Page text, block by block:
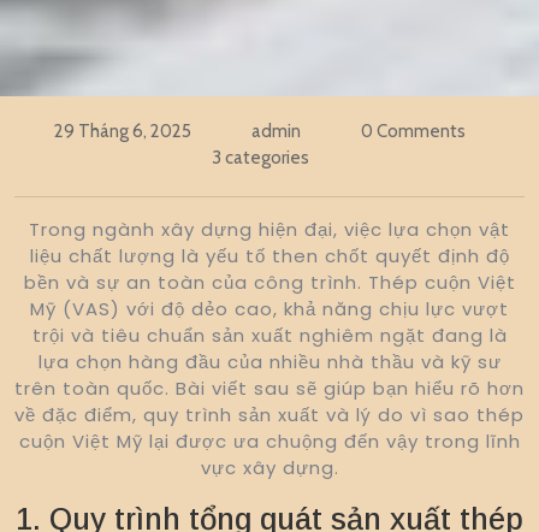
29 Tháng 6, 2025 admin
0 Comments
3 categories
Trong ngành xây dựng hiện đại, việc lựa chọn vật
liệu chất lượng là yếu tố then chốt quyết định độ
bền và sự an toàn của công trình. Thép cuộn Việt
Mỹ (VAS) với độ dẻo cao, khả năng chịu lực vượt
trội và tiêu chuẩn sản xuất nghiêm ngặt đang là
lựa chọn hàng đầu của nhiều nhà thầu và kỹ sư
trên toàn quốc. Bài viết sau sẽ giúp bạn hiểu rõ hơn
về đặc điểm, quy trình sản xuất và lý do vì sao thép
cuộn Việt Mỹ lại được ưa chuộng đến vậy trong lĩnh
vực xây dựng.
1. Quy trình tổng quát sản xuất thép